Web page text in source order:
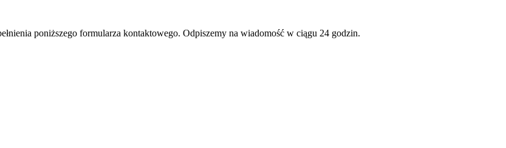
poniższego formularza kontaktowego. Odpiszemy na wiadomość w ciągu 24 godzin.